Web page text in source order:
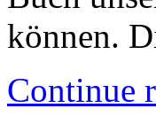
können.
Continue